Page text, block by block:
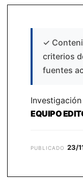
✓
criterios
fuentes
EQUIPO
PUBLICADO 23/